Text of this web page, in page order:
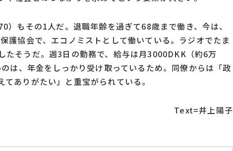
）もその1人だ。退職年齢を過ぎて68歳まで働き、今は、
護協会で、エコノミストとして働いている。ラジオでたま
たそうだ。週3日の勤務で、給与は月3000DKK（約6万
は、年金をしっかり受け取っているため。同僚からは「政
ありがたい」と重宝がられている。
Text=井上陽子